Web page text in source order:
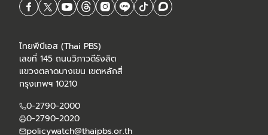
ไทยพีบีเอส (Thai PBS)
เลขที่ 145 ถนนวิภาวดีรังสิต
แขวงตลาดบางเขน เขตหลักสี่
กรุงเทพฯ 10210
0-2790-2000
0-2790-2020
policywatch@thaipbs.or.th